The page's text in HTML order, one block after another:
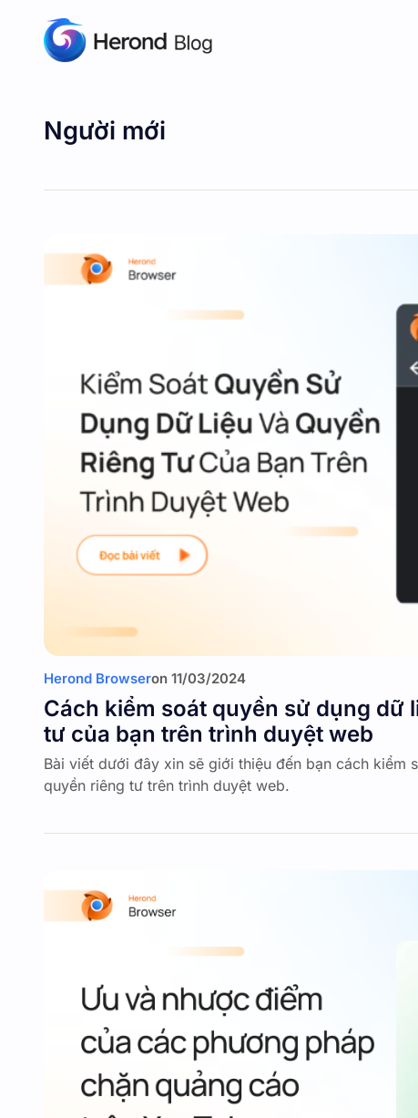
Người mới
Herond Browseron 11/03/2024
Cách kiểm soát quyền sử dụng dữ
tư của bạn trên trình duyệt web
Bài viết dưới đây xin sẽ giới thiệu đến bạn cách kiểm
quyền riêng tư trên trình duyệt web.